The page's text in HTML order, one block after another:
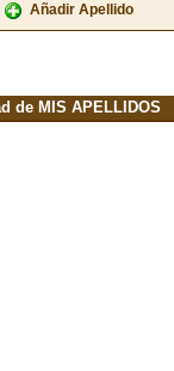
Añadir Apellido
de MIS APELLIDOS